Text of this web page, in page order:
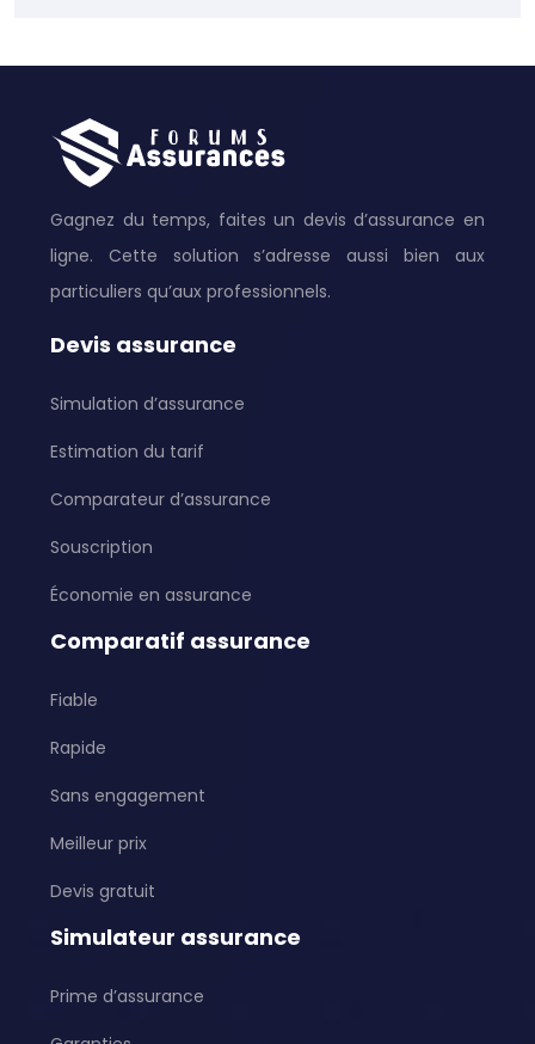
Gagnez du temps, faites un devis d’assurance en
ligne. Cette solution s’adresse aussi bien aux
particuliers qu’aux professionnels.
Devis assurance
Simulation d’assurance
Estimation du tarif
Comparateur d’assurance
Souscription
Économie en assurance
Comparatif assurance
Fiable
Rapide
Sans engagement
Meilleur prix
Devis gratuit
Simulateur assurance
Prime d’assurance